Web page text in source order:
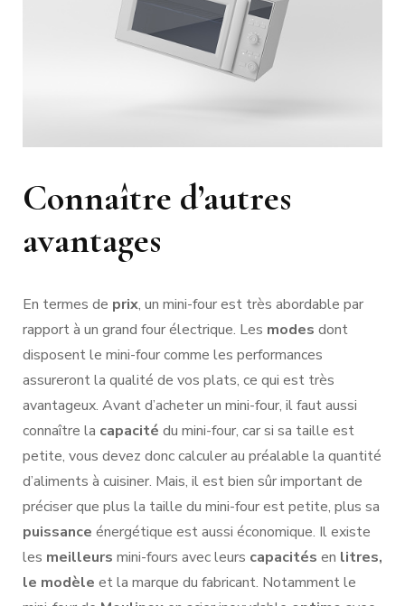
Connaître d’autres
avantages
En termes de prix, un mini-four est très abordable par
rapport à un grand four électrique. Les modes dont
disposent le mini-four comme les performances
assureront la qualité de vos plats, ce qui est très
avantageux. Avant d’acheter un mini-four, il faut aussi
connaître la capacité du mini-four, car si sa taille est
petite, vous devez donc calculer au préalable la quantité
d’aliments à cuisiner. Mais, il est bien sûr important de
préciser que plus la taille du mini-four est petite, plus sa
puissance énergétique est aussi économique. Il existe
les meilleurs mini-fours avec leurs capacités en litres,
le modèle et la marque du fabricant. Notamment le